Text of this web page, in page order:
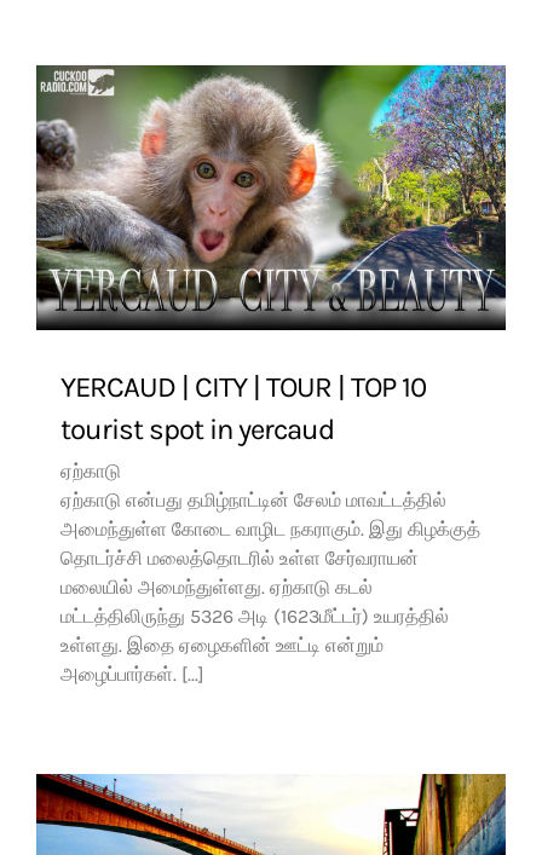
YERCAUD | CITY | TOUR | TOP 10
tourist spot in yercaud
ஏற்காடு
ஏற்காடு என்பது தமிழ்நாட்டின் சேலம் மாவட்டத்தில்
அமைந்துள்ள கோடை வாழிட நகராகும். இது கிழக்குத்
தொடர்ச்சி மலைத்தொடரில் உள்ள சேர்வராயன்
மலையில் அமைந்துள்ளது. ஏற்காடு கடல்
மட்டத்திலிருந்து 5326 அடி (1623மீட்டர்) உயரத்தில்
உள்ளது. இதை ஏழைகளின் ஊட்டி என்றும்
அழைப்பார்கள். [...]